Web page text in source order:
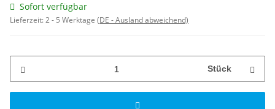
Sofort verfügbar
Lieferzeit:2 - 5 Werktage (DE - Ausland abweichend)
Stück